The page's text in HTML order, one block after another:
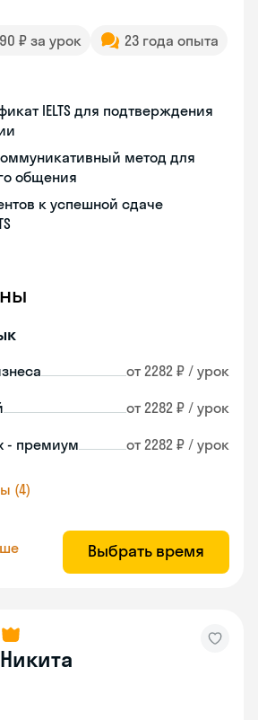
₽ за урок
23 года опыта
IELTS для подтверждения
метод для
общения
к успешной сдаче
от 2282 ₽ / урок
от 2282 ₽ / урок
- премиум от 2282 ₽ / урок
(4)
Выбрать время
Никита